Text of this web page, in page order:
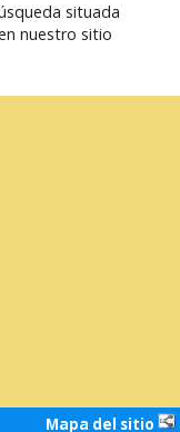
situada
nuestro sitio
Mapa del sitio